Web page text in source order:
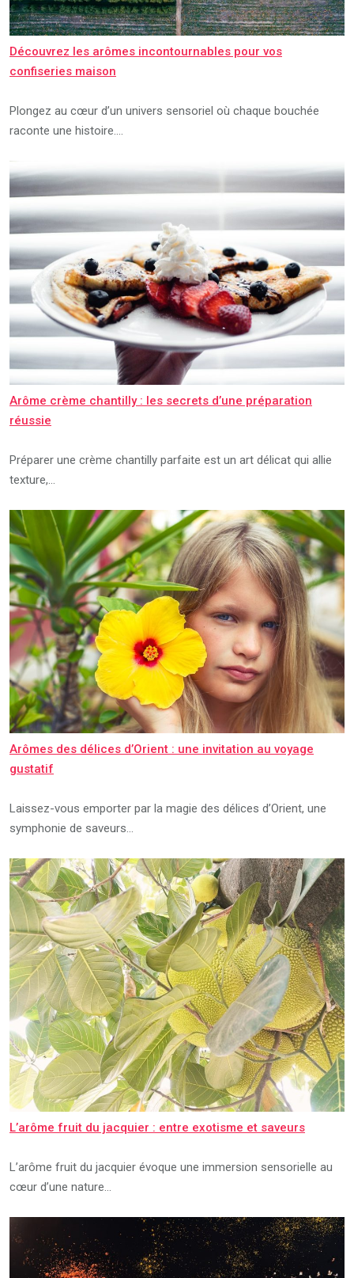
Découvrez les arômes incontournables pour vos
confiseries maison
Plongez au cœur d’un univers sensoriel où chaque bouchée
raconte une histoire.…
Arôme crème chantilly : les secrets d’une préparation
réussie
Préparer une crème chantilly parfaite est un art délicat qui allie
texture,…
Arômes des délices d’Orient : une invitation au voyage
gustatif
Laissez-vous emporter par la magie des délices d’Orient, une
symphonie de saveurs…
L’arôme fruit du jacquier : entre exotisme et saveurs
L’arôme fruit du jacquier évoque une immersion sensorielle au
cœur d’une nature…